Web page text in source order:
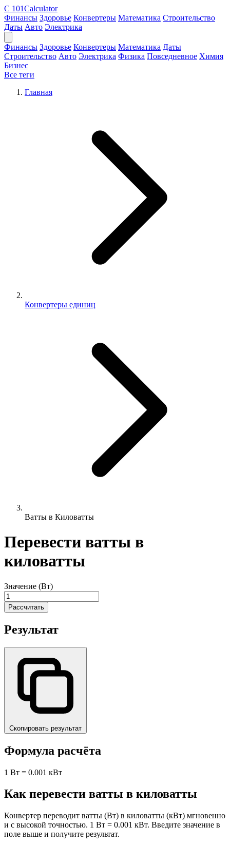
C 101Calculator
Финансы Здоровье Конвертеры Математика Строительство
Даты Авто Электрика
Финансы Здоровье Конвертеры Математика Даты
Строительство Авто Электрика Физика Повседневное Химия
Бизнес
Все теги
Главная
Конвертеры единиц
Ватты в Киловатты
Перевести ватты в
киловатты
Значение (Вт)
Рассчитать
Результат
Скопировать результат
Формула расчёта
1 Вт = 0.001 кВт
Как перевести ватты в киловатты
Конвертер переводит ватты (Вт) в киловатты (кВт) мгновенно
и с высокой точностью. 1 Вт = 0.001 кВт. Введите значение в
поле выше и получите результат.